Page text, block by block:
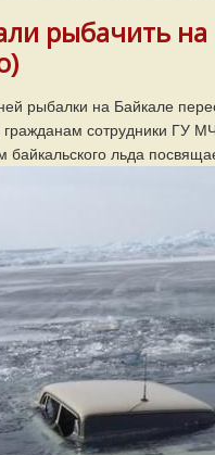
рыбачить
рыбалки на Байкале
сотрудники ГУ
льда